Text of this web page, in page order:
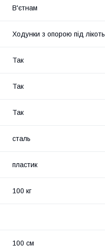
В'єтнам
Ходунки з опорою під лікоть
Так
Так
Так
сталь
пластик
100 кг
100 см